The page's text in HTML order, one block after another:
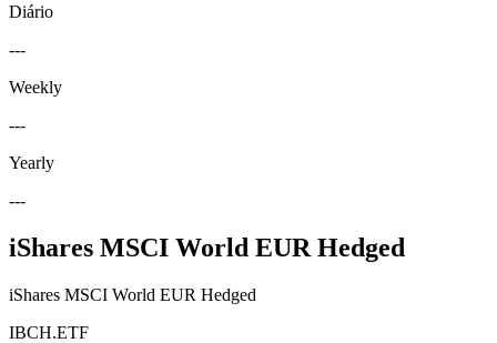
Diário
---
Weekly
---
Yearly
---
iShares MSCI World EUR Hedged
iShares MSCI World EUR Hedged
IBCH.ETF